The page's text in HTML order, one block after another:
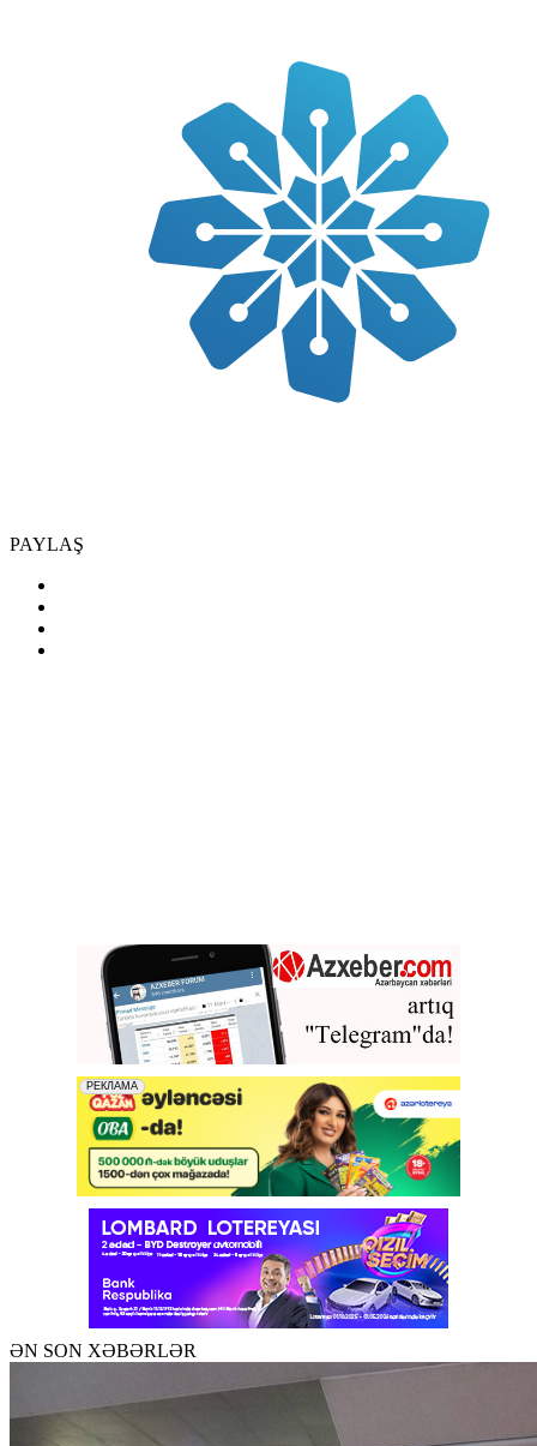
PAYLAŞ
ƏN SON XƏBƏRLƏR